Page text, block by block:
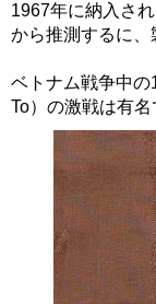
1967年に納入さ
から推測するに、
ベトナム戦争中
To）の激戦は有名